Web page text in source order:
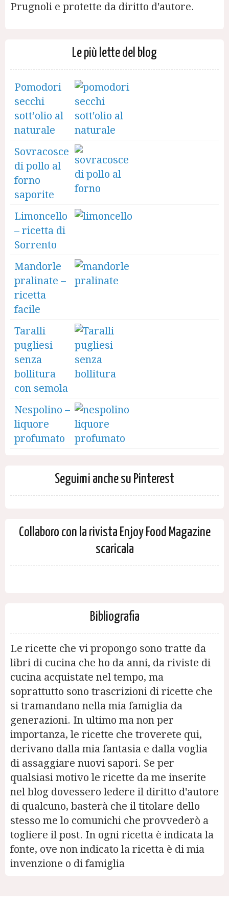
Prugnoli e protette da diritto d'autore.
Le più lette del blog
Pomodori
secchi
sott’olio al
naturale
Sovracosce
di pollo al
forno
saporite
Limoncello
– ricetta di
Sorrento
Mandorle
pralinate –
ricetta
facile
Taralli
pugliesi
senza
bollitura
con semola
Nespolino –
liquore
profumato
Seguimi anche su Pinterest
Collaboro con la rivista Enjoy Food Magazine
scaricala
Bibliografia
Le ricette che vi propongo sono tratte da
libri di cucina che ho da anni, da riviste di
cucina acquistate nel tempo, ma
soprattutto sono trascrizioni di ricette che
si tramandano nella mia famiglia da
generazioni. In ultimo ma non per
importanza, le ricette che troverete qui,
derivano dalla mia fantasia e dalla voglia
di assaggiare nuovi sapori. Se per
qualsiasi motivo le ricette da me inserite
nel blog dovessero ledere il diritto d'autore
di qualcuno, basterà che il titolare dello
stesso me lo comunichi che provvederò a
togliere il post. In ogni ricetta è indicata la
fonte, ove non indicato la ricetta è di mia
invenzione o di famiglia